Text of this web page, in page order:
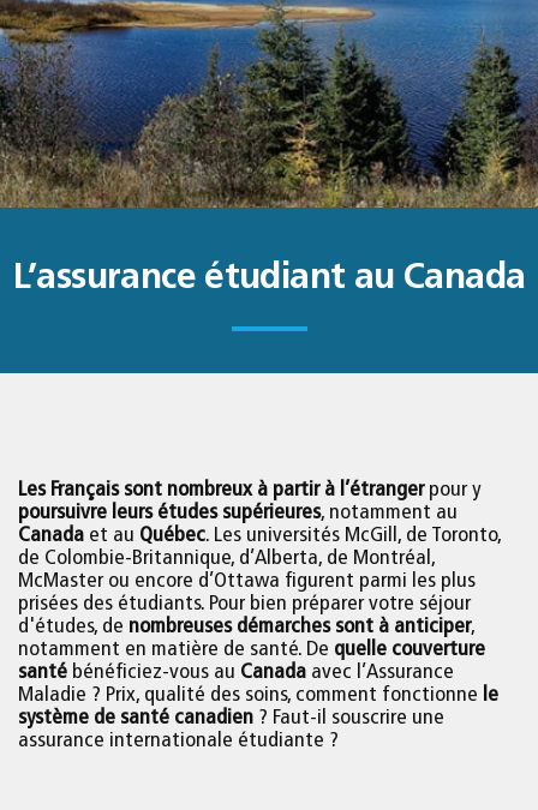
L’assurance étudiant au Canada
Les Français sont nombreux à partir à l’étrangerpour y
poursuivre leurs études supérieures, notamment au
Canada et au Québec. Les universités McGill, de Toronto,
de Colombie-Britannique, d’Alberta, de Montréal,
McMaster ou encore d’Ottawa figurent parmi les plus
prisées des étudiants. Pour bien préparer votre séjour
d'études, de nombreuses démarches sont à anticiper,
notamment en matière de santé. De quelle couverture
santé bénéficiez-vous au Canada avec l’Assurance
Maladie ? Prix, qualité des soins, comment fonctionne le
système de santé canadien ? Faut-il souscrire une
assurance internationale étudiante ?